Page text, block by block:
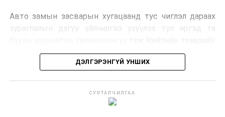
Ийнхүү лаг хатаах, шатаах технологийг лагийн
улсад өргөн ашиглаж байна.
Авто замын засварын хугацаанд тус чиглэл дараах
зураглалын дагуу үйлчилгээ үзүүлэх тул иргэд та
бодлогын газраас мэдээллээ.
ДЭЛГЭРЭНГҮЙ УНШИХ
СУРТАЛЧИЛГАА